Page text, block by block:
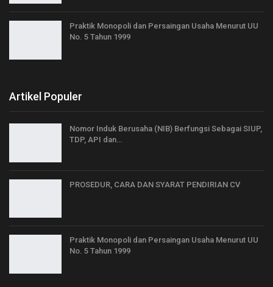
Praktik Monopoli dan Persaingan Usaha Menurut UU
No. 5 Tahun 1999
Artikel Populer
Nomor Induk Berusaha (NIB) Berfungsi Sebagai SIUP,
TDP, API dan…
PROSEDUR, CARA DAN SYARAT PENDIRIAN CV
Praktik Monopoli dan Persaingan Usaha Menurut UU
No. 5 Tahun 1999